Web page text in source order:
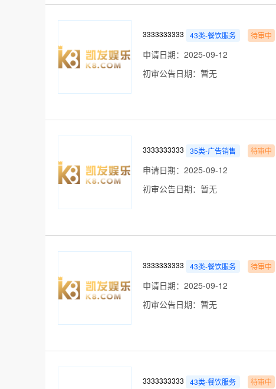
3333333333 43类-餐饮服务 待审中
申请日期：2025-09-12
初审公告日期：暂无
3333333333 35类-广告销售 待审中
申请日期：2025-09-12
初审公告日期：暂无
3333333333 43类-餐饮服务 待审中
申请日期：2025-09-12
初审公告日期：暂无
3333333333 43类-餐饮服务 待审中